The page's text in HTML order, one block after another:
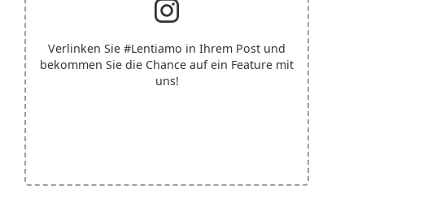
Verlinken Sie #Lentiamo in Ihrem Post und
bekommen Sie die Chance auf ein Feature mit
uns!